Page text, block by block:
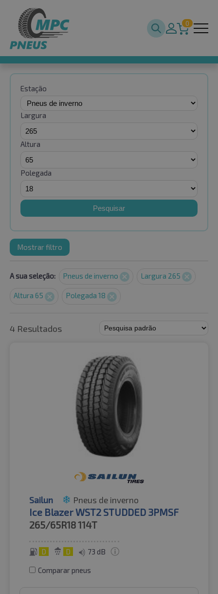
0
Estação
Largura
Altura
Polegada
Pesquisar
Mostrar filtro
A sua seleção: Pneus de inverno Largura 265
Altura 65 Polegada 18
4 Resultados
Sailun Pneus de inverno
Ice Blazer WST2 STUDDED 3PMSF
265/65R18114T
D D 73 dB
Comparar pneus